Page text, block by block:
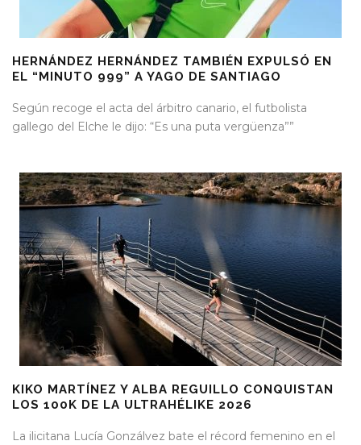
HERNÁNDEZ HERNÁNDEZ TAMBIÉN EXPULSÓ EN
EL “MINUTO 999” A YAGO DE SANTIAGO
Según recoge el acta del árbitro canario, el futbolista
gallego del Elche le dijo: “Es una puta vergüenza””
KIKO MARTÍNEZ Y ALBA REGUILLO CONQUISTAN
LOS 100K DE LA ULTRAHÉLIKE 2026
La ilicitana Lucía Gonzálvez bate el récord femenino en el